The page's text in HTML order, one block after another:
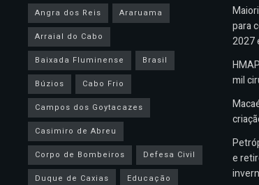
Angra dos Reis
Araruama
Arraial do Cabo
Baixada Fluminense
Brasil
Búzios
Cabo Frio
Campos dos Goytacazes
Casimiro de Abreu
Corpo de Bombeiros
Defesa Civil
Duque de Caxias
Educação
para
2027
mil
e